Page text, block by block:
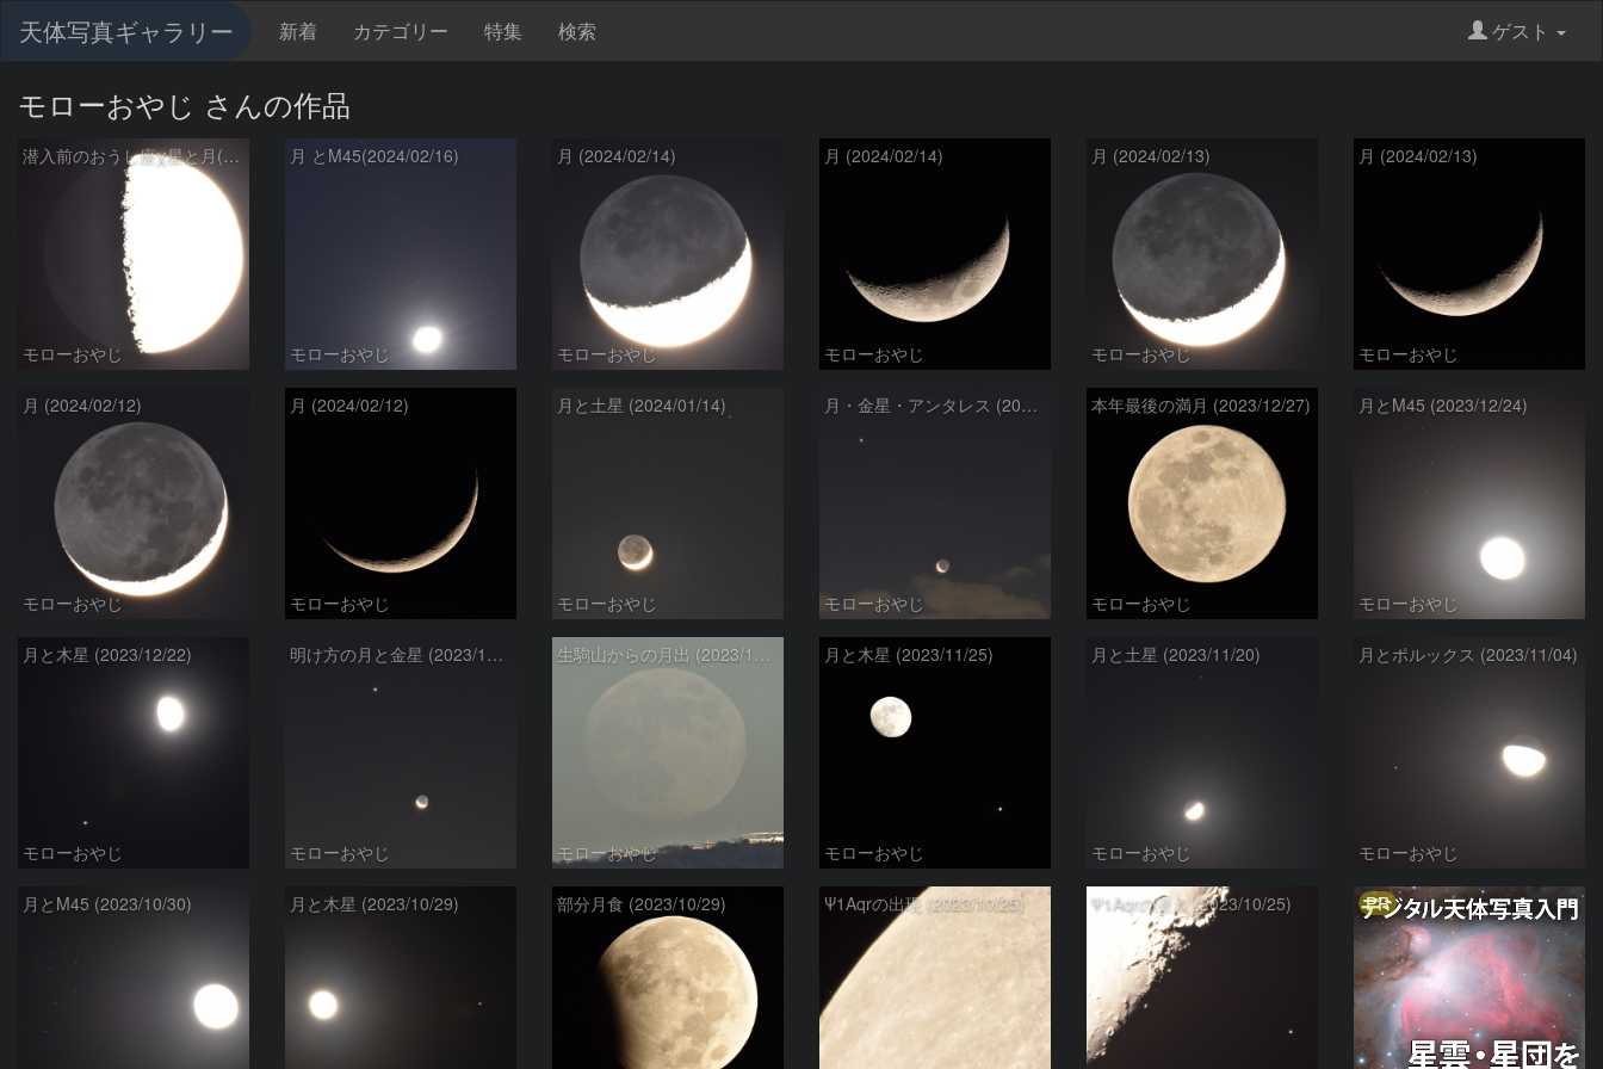
天体写真ギャラリー 新着 カテゴリー 特集 検索 ゲスト
モローおやじ さんの作品
潜入前のおうし座χ星と月(2024/02/17)
モローおやじ
月 とM45(2024/02/16)
モローおやじ
月 (2024/02/14)
モローおやじ
月 (2024/02/14)
モローおやじ
月 (2024/02/13)
モローおやじ
月 (2024/02/13)
モローおやじ
月 (2024/02/12)
モローおやじ
月 (2024/02/12)
モローおやじ
月と土星 (2024/01/14)
モローおやじ
月・金星・アンタレス (2024/1/9)
モローおやじ
本年最後の満月 (2023/12/27)
モローおやじ
月とM45 (2023/12/24)
モローおやじ
月と木星 (2023/12/22)
モローおやじ
明け方の月と金星 (2023/12/10)
モローおやじ
生駒山からの月出 (2023/11/26)
モローおやじ
月と木星 (2023/11/25)
モローおやじ
月と土星 (2023/11/20)
モローおやじ
月とポルックス (2023/11/04)
モローおやじ
月とM45 (2023/10/30) 月と木星 (2023/10/29) 部分月食 (2023/10/29) Ψ1Aqrの出現 (2023/10/25) Ψ1Aqrの潜入 (2023/10/25) PR